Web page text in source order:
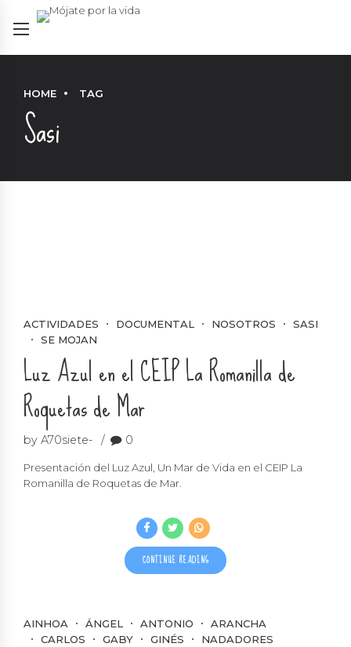
HOME TAG
Sasi
ACTIVIDADES DOCUMENTAL NOSOTROS
SASI
SE MOJAN
Luz Azul en el CEIP La Romanilla de
Roquetas de Mar
by A70siete- 0
Presentación del Luz Azul, Un Mar de Vida en el CEIP La
Romanilla de Roquetas de Mar.
CONTINUE READING
AINHOA ÁNGEL ANTONIO
ARANCHA
CARLOS
GABY GINÉS
NADADORES